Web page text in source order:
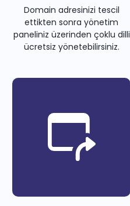
Domain adresinizi tescil
ettikten sonra yönetim
paneliniz üzerinden çoklu dilli
ücretsiz yönetebilirsiniz.